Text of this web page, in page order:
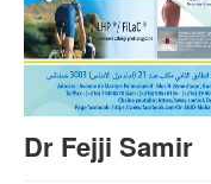
Dr Fejji Samir